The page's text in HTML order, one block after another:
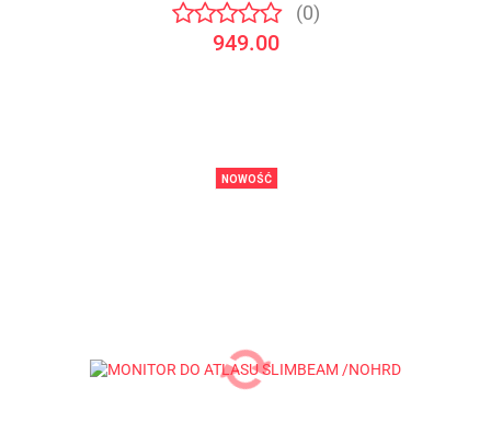
(0)
949.00
NOWOŚĆ